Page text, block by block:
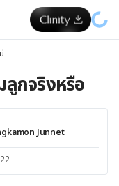
ลูกจริงหรือ
Junnet